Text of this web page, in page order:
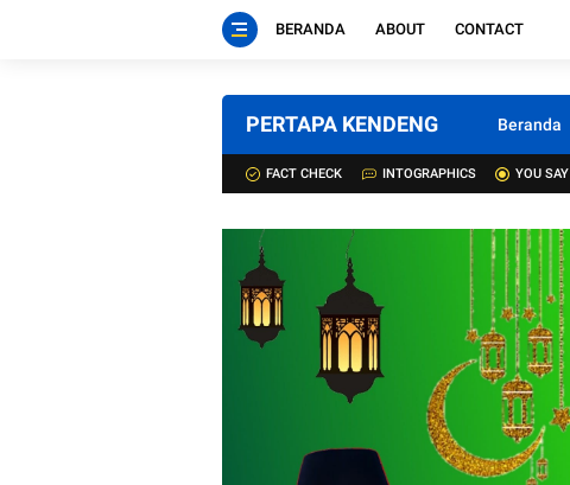
BERANDA ABOUT CONTACT
PERTAPA KENDENG Beranda
FACT CHECK INTOGRAPHICS YOU SAY